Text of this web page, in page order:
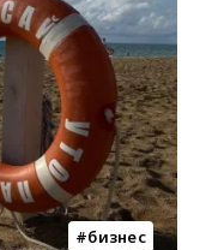
бизнес